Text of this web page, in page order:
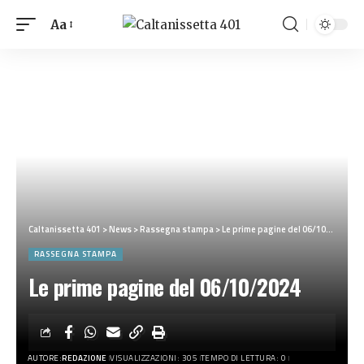
Aa
Caltanissetta 401 >News>Rassegna stampa>Le prime pagine del 06/10/2024
RASSEGNA STAMPA
Le prime pagine del 06/10/2024
AUTORE:REDAZIONE VISUALIZZAZIONI: 305 TEMPO DI LETTURA: 0